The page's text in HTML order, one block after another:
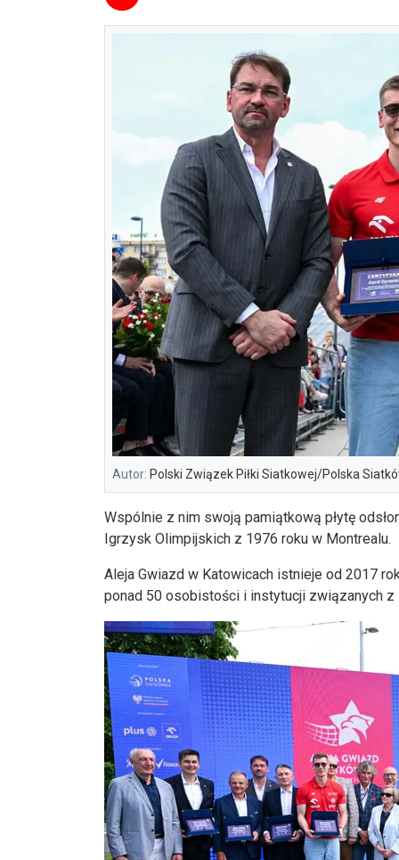
Autor: Polski Związek Piłki Siatkowej/Polska
Wspólnie z nim swoją pamiątkową płytę
Igrzysk Olimpijskich z 1976 roku w Montrealu.
Aleja Gwiazd w Katowicach istnieje od 2017
ponad 50 osobistości i instytucji związanych z